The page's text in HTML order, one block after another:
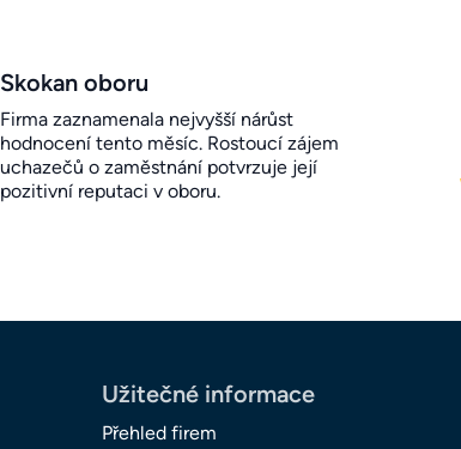
Skokan oboru
Firma zaznamenala nejvyšší nárůst
hodnocení tento měsíc. Rostoucí zájem
uchazečů o zaměstnání potvrzuje její
pozitivní reputaci v oboru.
Užitečné informace
Přehled firem